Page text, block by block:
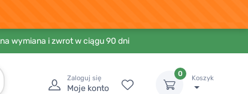
wymiana i zwrot w ciągu 90 dni
Zaloguj się
Moje konto
0
Koszyk